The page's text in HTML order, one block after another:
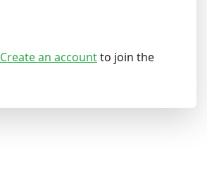
Create an accountto join the